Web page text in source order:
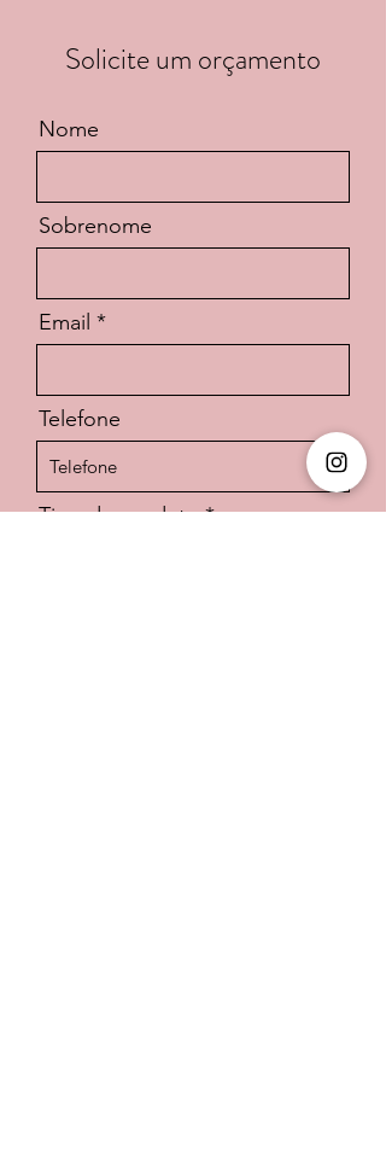
Solicite um orçamento
Nome
Sobrenome
Email
Telefone
Tipo de produto